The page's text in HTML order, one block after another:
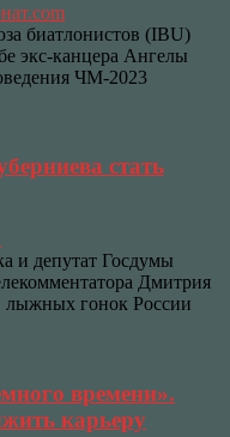
биатлонистов (IBU)
экс-канцера Ангелы
ЧМ-2023
стать
и депутат Госдумы
Дмитрия
лыжных гонок России
времени».
карьеру